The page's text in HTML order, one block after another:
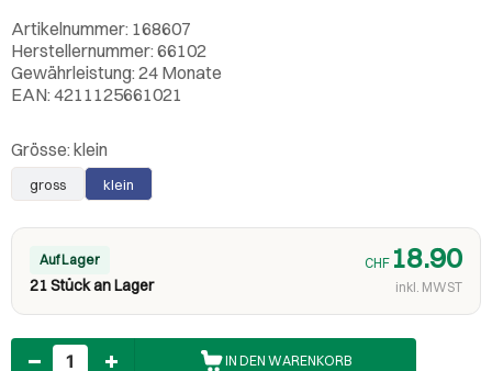
Artikelnummer: 168607
Herstellernummer: 66102
Gewährleistung: 24 Monate
EAN: 4211125661021
Grösse: klein
gross klein
Auf Lager
21 Stück an Lager
CHF 18.90
inkl. MWST
Anzahl
IN DEN WARENKORB